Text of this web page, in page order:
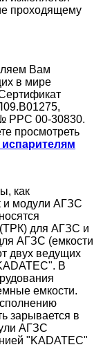
проходящему
Вам
в мире
РРС 00-30830.
просмотреть
как
и модули АГЗС
(ТРК) для АГЗС и
АГЗС (емкости
двух ведущих
В
емкости.
зарывается в
АГЗС
"KADATEC"